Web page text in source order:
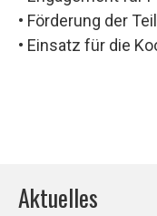
• Förderung der
• Einsatz für die
Aktuelles